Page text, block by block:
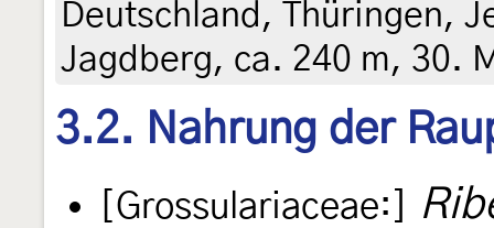
Deutschland, Thüringen,
Jagdberg, ca. 240 m, 30.
3.2. Nahrung der
[Grossulariaceae:]